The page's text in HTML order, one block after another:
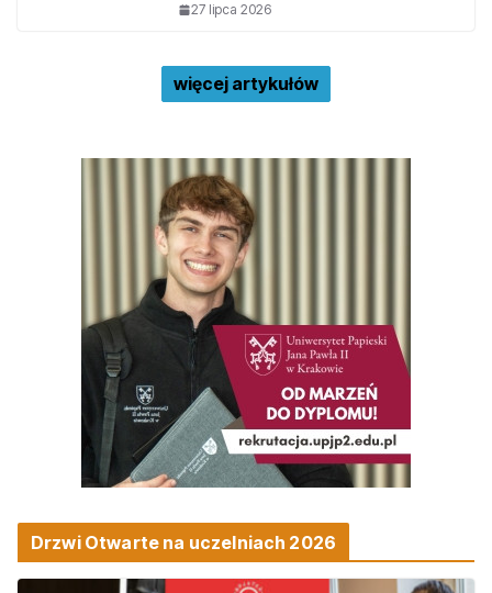
27 lipca 2026
więcej artykułów
Drzwi Otwarte na uczelniach 2026